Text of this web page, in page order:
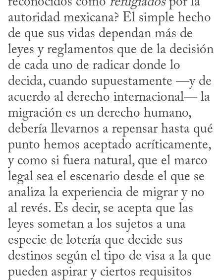
autoridad mexicana? El simple hecho
de que sus vidas dependan más de
leyes y reglamentos que de la decisión
de cada uno de radicar donde lo
decida, cuando supuestamente —y de
acuerdo al derecho internacional— la
migración es un derecho humano,
debería llevarnos a repensar hasta qué
punto hemos aceptado acríticamente,
y como si fuera natural, que el marco
legal sea el escenario desde el que se
analiza la experiencia de migrar y no
al revés. Es decir, se acepta que las
leyes sometan a los sujetos a una
especie de lotería que decide sus
destinos según el tipo de visa a la que
pueden aspirar y ciertos requisitos